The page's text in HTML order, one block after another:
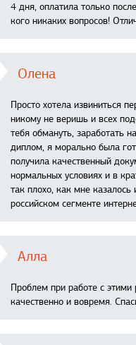
4 дня, оплатила только
кого никаких вопросов!
Олена
Просто хотела извиниться
никому не веришь и всех
тебя обмануть, заработать
диплом, я морально была
получила качественный
нормальных условиях и в
так плохо, как мне
российском сегменте
Алла
Проблем при работе с
качественно и вовремя.